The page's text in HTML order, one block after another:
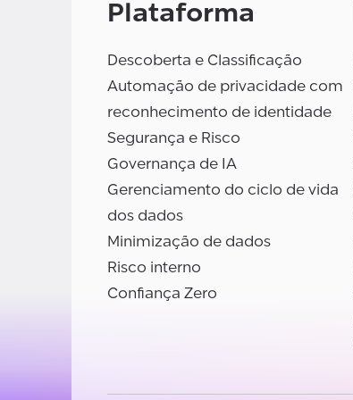
Plataforma
Descoberta e Classificação
Automação de privacidade com
reconhecimento de identidade
Segurança e Risco
Governança de IA
Gerenciamento do ciclo de vida
dos dados
Minimização de dados
Risco interno
Confiança Zero